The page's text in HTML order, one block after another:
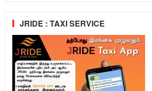
JRIDE : TAXI SERVICE